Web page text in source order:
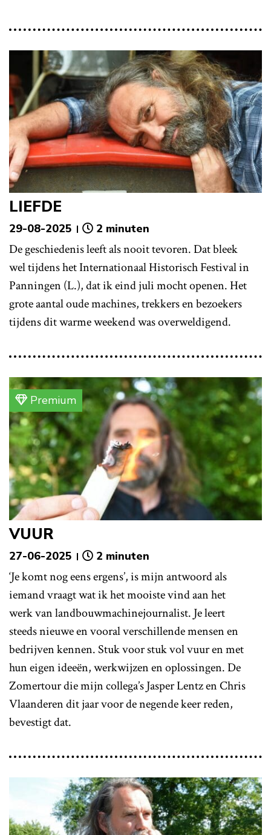
LIEFDE
29-08-2025 2 minuten
De geschiedenis leeft als nooit tevoren. Dat bleek
wel tijdens het Internationaal Historisch Festival in
Panningen (L.), dat ik eind juli mocht openen. Het
grote aantal oude machines, trekkers en bezoekers
tijdens dit warme weekend was overweldigend.
Premium
VUUR
27-06-2025 2 minuten
‘Je komt nog eens ergens’, is mijn antwoord als
iemand vraagt wat ik het mooiste vind aan het
werk van landbouwmachinejournalist. Je leert
steeds nieuwe en vooral verschillende mensen en
bedrijven kennen. Stuk voor stuk vol vuur en met
hun eigen ideeën, werkwijzen en oplossingen. De
Zomertour die mijn collega’s Jasper Lentz en Chris
Vlaanderen dit jaar voor de negende keer reden,
bevestigt dat.